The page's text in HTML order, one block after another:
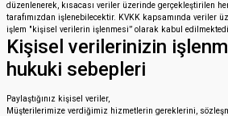
düzenlenerek, kısacası veriler üzerinde gerçekleştirilen
tarafımızdan işlenebilecektir. KVKK kapsamında veriler
işlem "kişisel verilerin işlenmesi” olarak kabul
Kişisel verilerinizin
hukuki sebepleri
Paylaştığınız kişisel veriler,
Müşterilerimize verdiğimiz hizmetlerin gereklerini,